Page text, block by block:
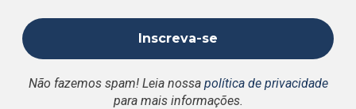
Não fazemos spam! Leia nossa política de privacidade
para mais informações.